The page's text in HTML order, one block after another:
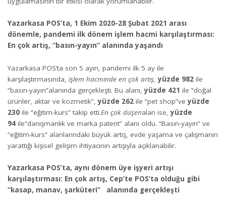
Yazarkasa POS’ta, 1 Ekim 2020-28 Şubat 2021 arası
dönemle, pandemi ilk dönem işlem hacmi karşılaştırması:
En çok artış, “basın-yayın” alanında yaşandı
Yazarkasa POS’ta son 5 ayın, pandemi ilk 5 ay ile
karşılaştırmasında, işlem hacminde en çok artış ,yüzde 982 ile
“basın-yayın”alanında gerçekleşti. Bu alanı,yüzde 421 ile “doğal
ürünler, aktar ve kozmetik”,yüzde 262 ile “pet shop”veyüzde
230 ile “eğitim-kurs” takip etti.En çok düşenalan ise, yüzde
94 ile“danışmanlık ve marka patent” alanı oldu. “Basın-yayın” ve
“eğitim-kurs” alanlarındaki büyük artış, evde yaşama ve çalışmanın
yarattığı kişisel gelişim ihtiyacının artışıyla açıklanabilir.
Yazarkasa POS’ta, aynı dönem üye işyeri artışı
karşılaştırması: En çok artış, Cep’te POS’ta olduğu gibi
“kasap, manav, şarküteri” alanında gerçekleşti